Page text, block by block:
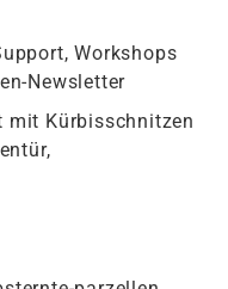
Workshops
Newsletter
mit Kürbisschnitzen